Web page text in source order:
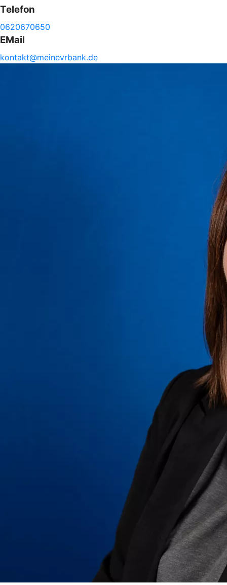
Telefon
0620670650
EMail
kontakt@meinevrbank.de